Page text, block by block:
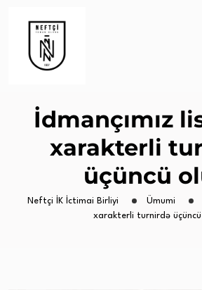
İdmançımız
xarakterli
üçüncü
Neftçi İK İctimai Birliyi Ümumi
xarakterli turnirdə